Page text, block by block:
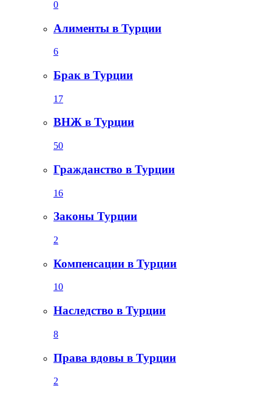
0
Алименты в Турции
6
Брак в Турции
17
ВНЖ в Турции
50
Гражданство в Турции
16
Законы Турции
2
Компенсации в Турции
10
Наследство в Турции
8
Права вдовы в Турции
2